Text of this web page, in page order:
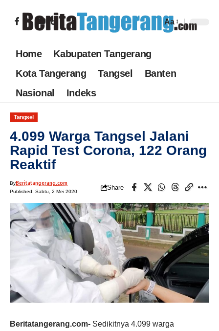
Aa
Home
Kabupaten Tangerang
Kota Tangerang
Tangsel
Banten
Nasional
Indeks
Tangsel
4.099 Warga Tangsel Jalani
Rapid Test Corona, 122 Orang
Reaktif
ByBeritatangerang.com
Published: Sabtu, 2 Mei 2020
Share
Beritatangerang.com- Sedikitnya 4.099 warga